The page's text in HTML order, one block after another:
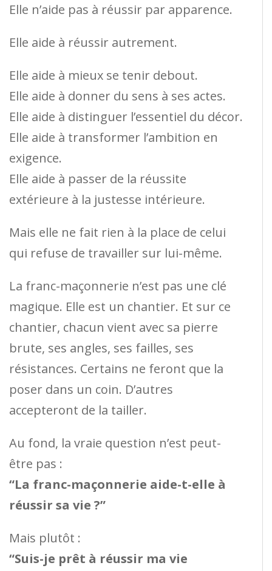
Elle n’aide pas à réussir par apparence.
Elle aide à réussir autrement.
Elle aide à mieux se tenir debout.
Elle aide à donner du sens à ses actes.
Elle aide à distinguer l’essentiel du décor.
Elle aide à transformer l’ambition en
exigence.
Elle aide à passer de la réussite
extérieure à la justesse intérieure.
Mais elle ne fait rien à la place de celui
qui refuse de travailler sur lui-même.
La franc-maçonnerie n’est pas une clé
magique. Elle est un chantier. Et sur ce
chantier, chacun vient avec sa pierre
brute, ses angles, ses failles, ses
résistances. Certains ne feront que la
poser dans un coin. D’autres
accepteront de la tailler.
Au fond, la vraie question n’est peut-
être pas :
“La franc-maçonnerie aide-t-elle à
réussir sa vie ?”
Mais plutôt :
“Suis-je prêt à réussir ma vie